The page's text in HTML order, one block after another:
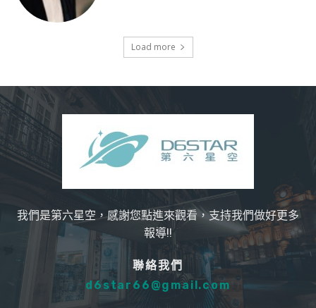
Load more
我們是第六星空，感謝您點進來觀看，支持我們做好更多
報導!!
聯絡我們
d6star66@gmail.com